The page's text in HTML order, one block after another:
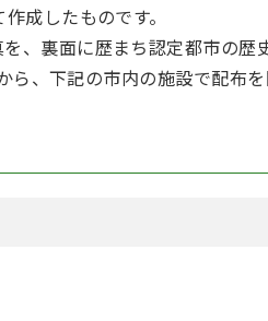
成したものです。
、裏面に歴まち認定都市の歴
、下記の市内の施設で配布を